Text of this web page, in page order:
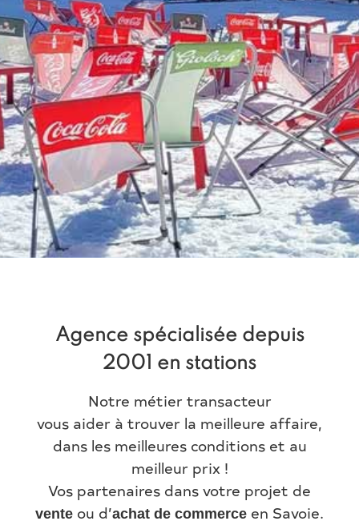
Agence spécialisée depuis
2001 en stations
Notre métier transacteur
vous aider à trouver la meilleure affaire,
dans les meilleures conditions et au
meilleur prix !
Vos partenaires dans votre projet de
vente ou d’achat de commerce en Savoie.